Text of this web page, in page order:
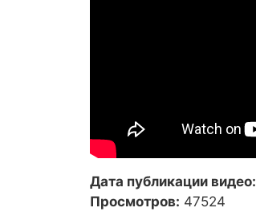
Дата публикации видео:
Просмотров: 47524